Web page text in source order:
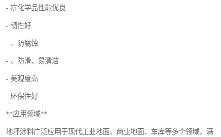
- 抗化学品性能优良
- 韧性好
- 、防腐蚀
- 、防滑、易清洁
- 美观度高
- 环保性好
**应用领域**
地坪涂料广泛应用于现代工业地面、商业地面、车库等多个领域，满